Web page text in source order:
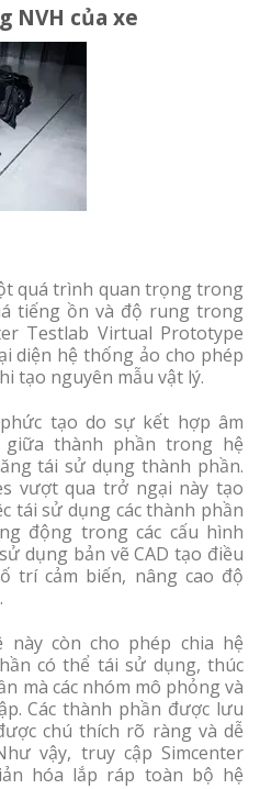
NVH của xe
quá trình quan trọng trong
tiếng ồn và độ rung trong
Testlab Virtual Prototype
diện hệ thống ảo cho phép
tạo nguyên mẫu vật lý.
tạo do sự kết hợp âm
thành phần trong hệ
tái sử dụng thành phần.
vượt qua trở ngại này tạo
tái sử dụng các thành phần
động trong các cấu hình
dụng bản vẽ CAD tạo điều
trí cảm biến, nâng cao độ
này còn cho phép chia hệ
có thể tái sử dụng, thúc
mà các nhóm mô phỏng và
Các thành phần được lưu
chú thích rõ ràng và dễ
vậy, truy cập Simcenter
hóa lắp ráp toàn bộ hệ